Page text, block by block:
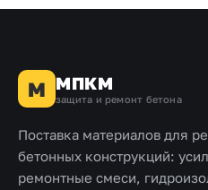
М МПКМ
защита и ремонт бетона
Поставка материалов для
бетонных конструкций:
ремонтные смеси,